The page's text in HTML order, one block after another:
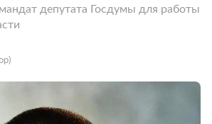
депутата Госдумы для работы